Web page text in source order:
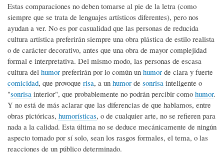
Estas comparaciones no deben tomarse al pie de la letra (como
siempre que se trata de lenguajes artísticos diferentes), pero nos
ayudan a ver. No es por casualidad que las personas de reducida
cultura artística preferirán siempre una obra plástica de estilo realista
o de carácter decorativo, antes que una obra de mayor complejidad
formal e interpretativa. Del mismo modo, las personas de escasa
cultura del humor preferirán por lo común un humor de clara y fuerte
comicidad, que provoque risa, a un humor de sonrisa inteligente o
"sonrisa interior", que probablemente no podrán percibir como humor.
Y no está de más aclarar que las diferencias de que hablamos, entre
obras pictóricas, humorísticas, o de cualquier arte, no se refieren para
nada a la calidad. Esta última no se deduce mecánicamente de ningún
aspecto tomado por sí solo, sean los rasgos formales, el tema, o las
reacciones de un público determinado.